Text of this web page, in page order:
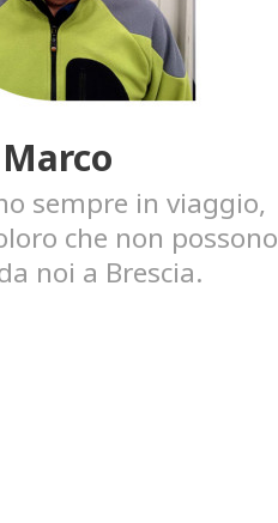
Marco
sempre in viaggio,
che non possono
noi a Brescia.